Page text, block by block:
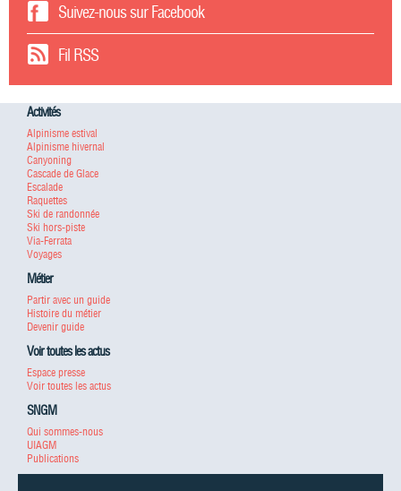
Suivez-nous sur Facebook
Fil RSS
Activités
Alpinisme estival
Alpinisme hivernal
Canyoning
Cascade de Glace
Escalade
Raquettes
Ski de randonnée
Ski hors-piste
Via-Ferrata
Voyages
Métier
Partir avec un guide
Histoire du métier
Devenir guide
Voir toutes les actus
Espace presse
Voir toutes les actus
SNGM
Qui sommes-nous
UIAGM
Publications